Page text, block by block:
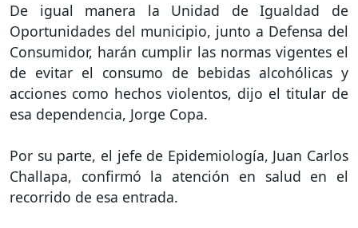
De igual manera la Unidad de Igualdad de
Oportunidades del municipio, junto a Defensa del
Consumidor, harán cumplir las normas vigentes el
de evitar el consumo de bebidas alcohólicas y
acciones como hechos violentos, dijo el titular de
esa dependencia, Jorge Copa.
Por su parte, el jefe de Epidemiología, Juan Carlos
Challapa, confirmó la atención en salud en el
recorrido de esa entrada.